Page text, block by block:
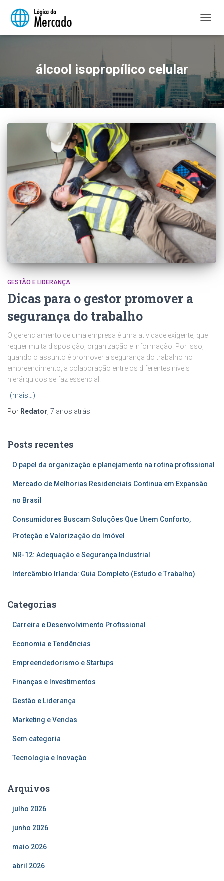
álcool isopropílico celular
GESTÃO E LIDERANÇA
Dicas para o gestor promover a
segurança do trabalho
O gerenciamento de uma empresa é uma atividade exigente, que
requer muita disposição, organização e informação. Por isso,
quando o assunto é promover a segurança do trabalho no
empreendimento, a colaboração entre os diferentes níveis
hierárquicos se faz essencial.
(mais…)
Por Redator 7 anos atrás
Posts recentes
O papel da organização e planejamento na rotina profissional
Mercado de Melhorias Residenciais Continua em Expansão
no Brasil
Consumidores Buscam Soluções Que Unem Conforto,
Proteção e Valorização do Imóvel
NR-12: Adequação e Segurança Industrial
Intercâmbio Irlanda: Guia Completo (Estudo e Trabalho)
Categorias
Carreira e Desenvolvimento Profissional
Economia e Tendências
Empreendedorismo e Startups
Finanças e Investimentos
Gestão e Liderança
Marketing e Vendas
Sem categoria
Tecnologia e Inovação
Arquivos
julho 2026
junho 2026
maio 2026
abril 2026